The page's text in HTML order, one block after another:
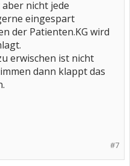
nicht jede
eingespart
der Patienten.KG wird
erwischen ist nicht
dann klappt das
#7